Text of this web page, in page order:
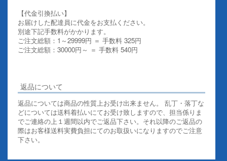
【代金引換払い】
お届けした配達員に代金をお支払ください。
別途下記手数料がかかります。
ご注文総額：1～29999円 ＝ 手数料 325円
ご注文総額：30000円～ ＝ 手数料 540円
返品について
返品については商品の性質上お受け出来ません。 乱丁・落丁な
どについては送料着払いにてお受け致しますので、担当係りま
でご連絡の上１週間以内でご返品下さい。それ以降のご返品の
際はお客様送料実費負担にてのお取扱いになりますのでご注意
下さい。